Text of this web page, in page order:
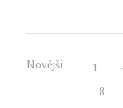
Novější 1
8